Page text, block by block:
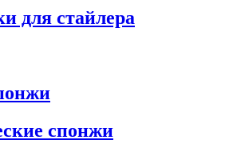
для стайлера
спонжи